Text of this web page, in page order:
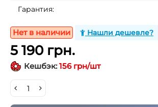
Гарантия:
Нет в наличии Нашли дешевле?
5 190 грн.
Кешбэк:156 грн/шт